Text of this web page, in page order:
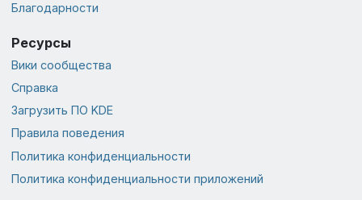
Благодарности
Ресурсы
Вики сообщества
Справка
Загрузить ПО KDE
Правила поведения
Политика конфиденциальности
Политика конфиденциальности приложений